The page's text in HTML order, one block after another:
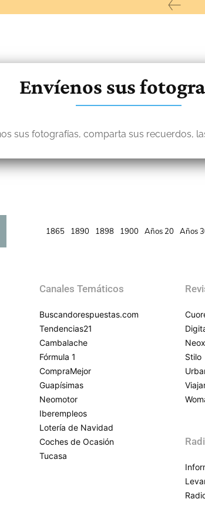
Envíenos sus
sus fotografías, comparta sus recuerdos,
1865 1890 1898 1900 Años 20 Años
Canales Temáticos
Buscandorespuestas.com
Tendencias21
Cambalache
Fórmula 1
CompraMejor
Guapísimas
Neomotor
Iberempleos
Lotería de Navidad
Coches de Ocasión
Tucasa
Stilo